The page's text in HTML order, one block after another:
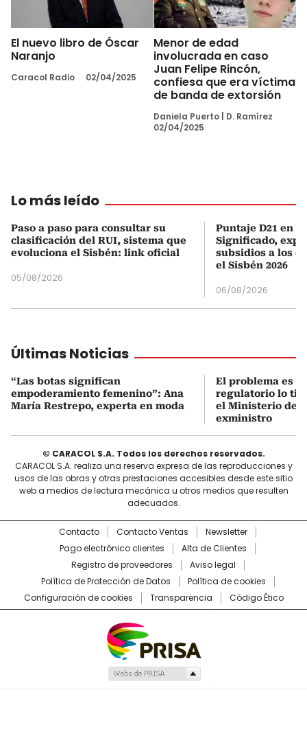
El nuevo libro de Óscar
Naranjo
Caracol Radio 02/04/2025
Menor de edad
involucrada en caso
Juan Felipe Rincón,
confiesa que era víctima
de banda de extorsión
Daniela Puerto
D. Ramírez
02/04/2025
Lo más leído
Paso a paso para consultar su
clasificación del RUI, sistema que
evoluciona el Sisbén: link oficial
05/08/2026
Puntaje D21 en
Significado,
subsidios a los
el Sisbén 2026
06/08/2026
Últimas Noticias
“Las botas significan
empoderamiento femenino”: Ana
María Restrepo, experta en moda
El problema es
regulatorio lo
el Ministerio de
exministro
© CARACOL S.A. Todos los derechos reservados.
CARACOL S.A. realiza una reserva expresa de las reproducciones y
usos de las obras y otras prestaciones accesibles desde este sitio
web a medios de lectura mecánica u otros medios que resulten
adecuados.
Contacto Contacto Ventas
Newsletter
Pago electrónico clientes
Alta de Clientes
Registro de proveedores
Aviso legal
Política de Protección de Datos
Política de cookies
Configuración de cookies
Transparencia Código Ético